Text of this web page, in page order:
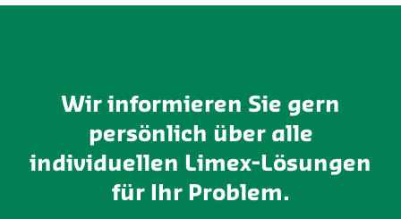
Wir informieren Sie gern
persönlich über alle
individuellen Limex-Lösungen
für Ihr Problem.